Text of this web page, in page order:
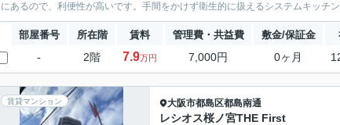
にあるので、利便性が高いです。手間をかけず衛生的に扱えるシステムキッチ
部屋番号 所在階 賃料 管理費・共益費 敷金/保証金
- 2階 7.9万円 7,000円 0ヶ月
賃貸マンション 大阪市都島区都島南通
レシオス桜ノ宮THE First